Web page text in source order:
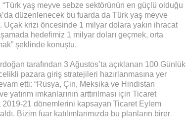
“Türk yaş meyve sebze sektörünün en güçlü olduğu
düzenlenecek bu fuarda da Türk yaş meyve
Uçak krizi öncesinde 1 milyar dolara yakın ihracat
hedefimiz 1 milyar doları geçmek, orta
şeklinde konuştu.
tarafından 3 Ağustos’ta açıklanan 100 Günlük
pazara giriş stratejileri hazırlanmasına yer
etti: “Rusya, Çin, Meksika ve Hindistan
yatırım imkanlarının arttırılması için Ticaret
2019-21 dönemlerini kapsayan Ticaret Eylem
Bizim fuar katılımlarımızda bu planların birer